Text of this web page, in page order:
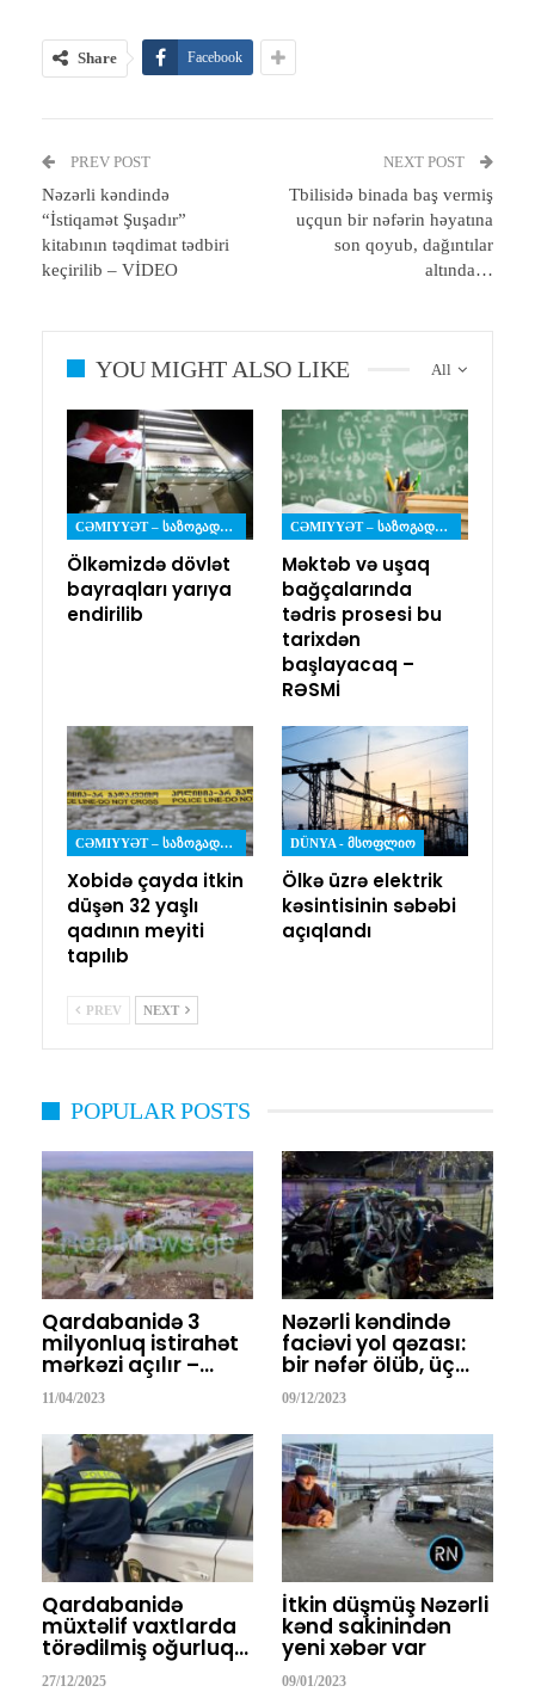
Share Facebook
PREV POST
Nəzərli kəndində
“İstiqamət Şuşadır”
kitabının təqdimat tədbiri
keçirilib – VİDEO
NEXT POST
Tbilisidə binada baş vermiş
uçqun bir nəfərin həyatına
son qoyub, dağıntılar
altında…
All
YOU MIGHT ALSO LIKE
CƏMIYYƏT – ᲡᲐᲖᲝᲒᲐᲓᲝᲔᲑᲐ
Ölkəmizdə dövlət
bayraqları yarıya
endirilib
CƏMIYYƏT – ᲡᲐᲖᲝᲒᲐᲓᲝᲔᲑᲐ
Məktəb və uşaq
bağçalarında
tədris prosesi bu
tarixdən
başlayacaq –
RƏSMİ
CƏMIYYƏT – ᲡᲐᲖᲝᲒᲐᲓᲝᲔᲑᲐ
Xobidə çayda itkin
düşən 32 yaşlı
qadının meyiti
tapılıb
DÜNYA - ᲛᲡᲝᲤᲚᲘᲝ
Ölkə üzrə elektrik
kəsintisinin səbəbi
açıqlandı
PREV NEXT
POPULAR POSTS
Qardabanidə 3
milyonluq istirahət
mərkəzi açılır –…
11/04/2023
Nəzərli kəndində
faciəvi yol qəzası:
bir nəfər ölüb, üç…
09/12/2023
Qardabanidə
müxtəlif vaxtlarda
törədilmiş oğurluq…
27/12/2025
İtkin düşmüş Nəzərli
kənd sakinindən
yeni xəbər var
09/01/2023